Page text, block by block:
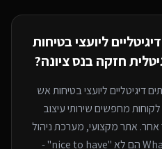
ליועצי בטיחות
חזקה בנס ציונה?
דיגיטליים ליועצי בטיחות אש
לקוחות מחפשים שירותיעיצוב
אתר מקצועי, מערכת ניהול
יעילה ונוכחות חכמה ב-WhatsApp הם לא "nice to have" -